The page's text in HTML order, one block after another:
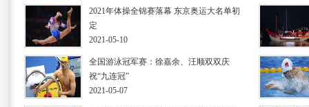
2021年体操全锦赛落幕 东京奥运大名单初
定
2021-05-10
全国游泳冠军赛：徐嘉余、汪顺双双庆
祝“九连冠”
2021-05-07